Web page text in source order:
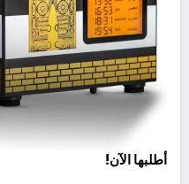
أطلبها الآن!